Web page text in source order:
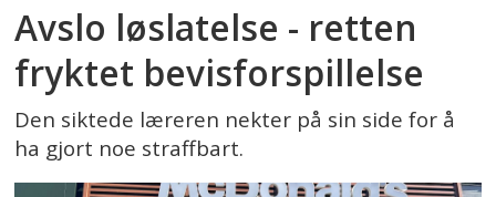
Avslo løslatelse - retten
fryktet bevisforspillelse
Den siktede læreren nekter på sin side for å
ha gjort noe straffbart.